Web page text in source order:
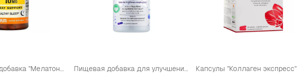
Диетическая добавка "Мелатонин", 10 мг Пищевая добавка для улучшения эмоционального состояния и нормализации сна Капсулы "Коллаген экспресс"